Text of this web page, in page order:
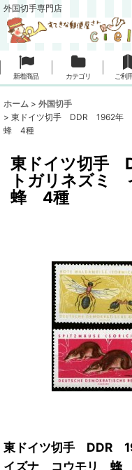
外国切手専門店
新着商品 カテゴリ ご利
ホーム > 外国切手
> 東ドイツ切手 DDR 1962年
蜂 4種
東ドイツ切手
トガリネズ
蜂 4種
東ドイツ切手 DDR
イズナ コウモリ 蜂